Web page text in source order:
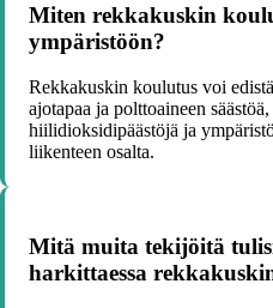
Miten rekkakuskin
ympäristöön?
Rekkakuskin koulutus voi
ajotapaa ja polttoaineen
hiilidioksidipäästöjä ja
liikenteen osalta.
Mitä muita tekijöitä
harkittaessa